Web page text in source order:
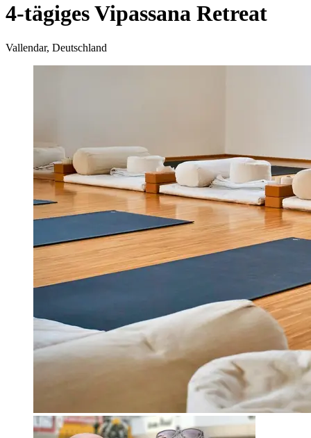
4-tägiges Vipassana Retreat
Vallendar, Deutschland